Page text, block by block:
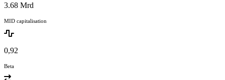
3.68 Mrd
MID capitalisation
0,92
Beta